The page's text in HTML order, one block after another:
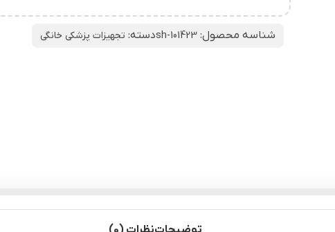
شناسه محصول:sh-101423دسته: تجهیزات پزشکی خانگی